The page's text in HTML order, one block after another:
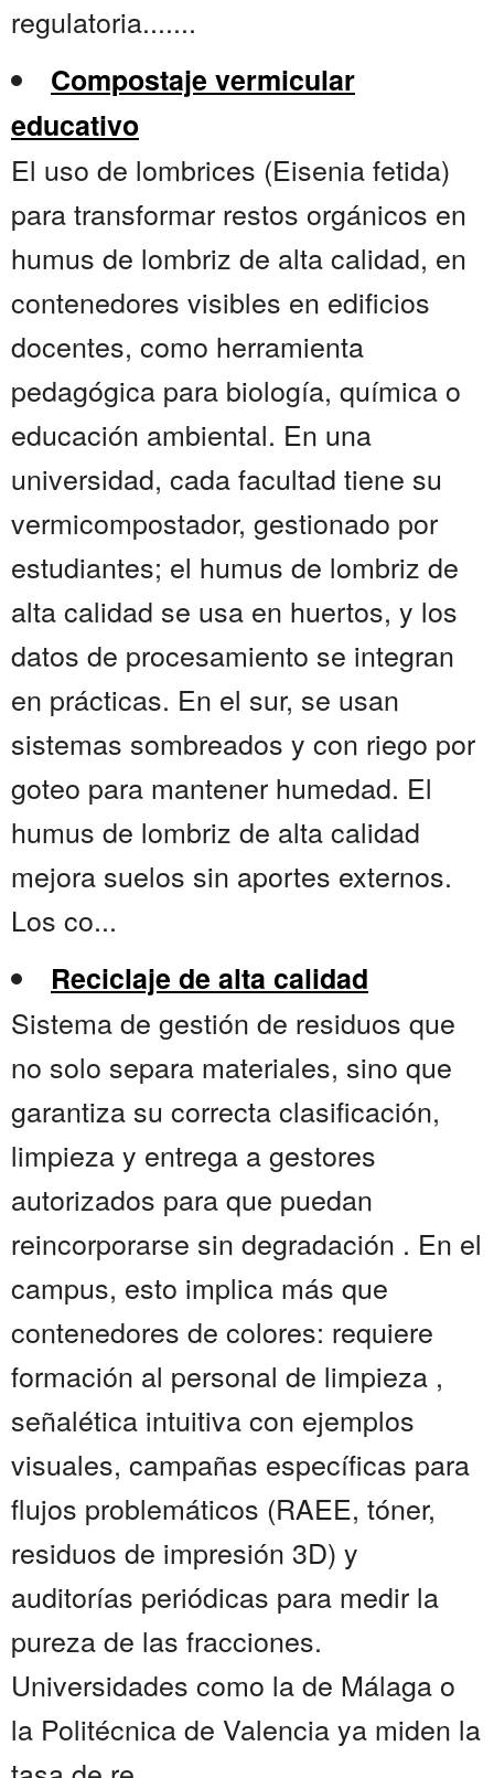
regulatoria.......
Compostaje vermicular
educativo
El uso de lombrices (Eisenia fetida)
para transformar restos orgánicos en
humus de lombriz de alta calidad, en
contenedores visibles en edificios
docentes, como herramienta
pedagógica para biología, química o
educación ambiental. En una
universidad, cada facultad tiene su
vermicompostador, gestionado por
estudiantes; el humus de lombriz de
alta calidad se usa en huertos, y los
datos de procesamiento se integran
en prácticas. En el sur, se usan
sistemas sombreados y con riego por
goteo para mantener humedad. El
humus de lombriz de alta calidad
mejora suelos sin aportes externos.
Los co...
Reciclaje de alta calidad
Sistema de gestión de residuos que
no solo separa materiales, sino que
garantiza su correcta clasificación,
limpieza y entrega a gestores
autorizados para que puedan
reincorporarse sin degradación . En el
campus, esto implica más que
contenedores de colores: requiere
formación al personal de limpieza ,
señalética intuitiva con ejemplos
visuales, campañas específicas para
flujos problemáticos (RAEE, tóner,
residuos de impresión 3D) y
auditorías periódicas para medir la
pureza de las fracciones.
Universidades como la de Málaga o
la Politécnica de Valencia ya miden la